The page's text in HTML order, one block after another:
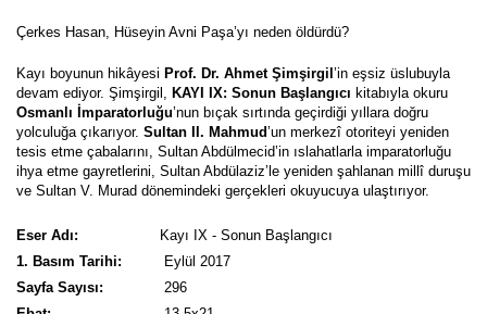
Çerkes Hasan, Hüseyin Avni Paşa’yı neden öldürdü?
Kayı boyunun hikâyesi Prof. Dr. Ahmet Şimşirgil ’in eşsiz üslubuyla
devam ediyor. Şimşirgil, KAYI IX: Sonun Başlangıcı kitabıyla okuru
Osmanlı İmparatorluğu’nun bıçak sırtında geçirdiği yıllara doğru
yolculuğa çıkarıyor. Sultan II. Mahmud’un merkezî otoriteyi yeniden
tesis etme çabalarını, Sultan Abdülmecid’in ıslahatlarla imparatorluğu
ihya etme gayretlerini, Sultan Abdülaziz’le yeniden şahlanan millî duruşu
ve Sultan V. Murad dönemindeki gerçekleri okuyucuya ulaştırıyor.
Eser Adı:
Kayı IX - Sonun Başlangıcı
1. Basım Tarihi:
Eylül 2017
Sayfa Sayısı:
296